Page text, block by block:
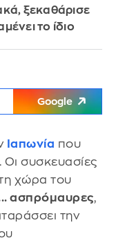
ξεκαθάρισε
το ίδιο
Google
Ιαπωνία που
Οι συσκευασίες
χώρα του
ασπρόμαυρες,
την